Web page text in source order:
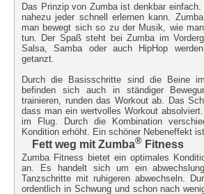
Das Prinzip von Zumba ist denkbar
nahezu jeder schnell erlernen kann.
man bewegt sich so zu der Musik, wie
tun. Der Spaß steht bei Zumba im
Salsa, Samba oder auch HipHop
getanzt.
Durch die Basisschritte sind die Beine
befinden sich auch in ständiger
trainieren, runden das Workout ab. Das
dass man ein wertvolles Workout
im Flug. Durch die Kombination
Kondition erhöht. Ein schöner Nebeneffekt
Fett weg mit Zumba® Fitness
Zumba Fitness bietet ein optimales
an. Es handelt sich um ein
Tanzschritte mit ruhigeren abwechseln.
ordentlich in Schwung und schon nach